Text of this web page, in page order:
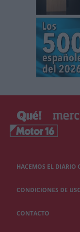
HACEMOS EL DIARIO
CONDICIONES DE
CONTACTO